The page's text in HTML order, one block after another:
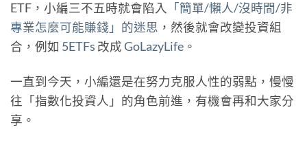
ETF，小編三不五時就會陷入 「簡單/懶人/沒時間/非
專業怎麼可能賺錢」的迷思 ，然後就會改變投資組
合，例如 5ETFs 改成GoLazyLife 。
一直到今天，小編還是在努力克服人性的弱點，慢慢
往「指數化投資人」的角色前進，有機會再和大家分
享。